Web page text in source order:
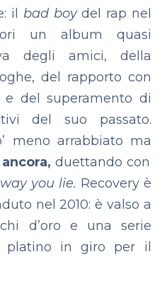
il bad boydel rap nel
un album quasi
degli amici, della
del rapporto con
del superamento di
del suo passato.
meno arrabbiato ma
duettando con
you lie. Recovery è
nel 2010: è valso a
d’oro e una serie
in giro per il